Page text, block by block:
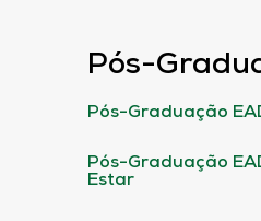
Pós-
Pós-Graduação
Pós-Graduação
Estar